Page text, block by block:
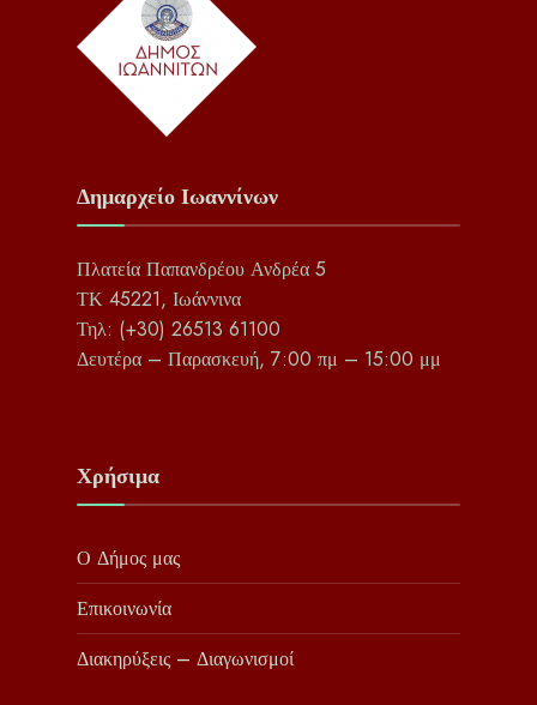
Δημαρχείο Ιωαννίνων
Πλατεία Παπανδρέου Ανδρέα 5
ΤΚ 45221, Ιωάννινα
Τηλ: (+30) 26513 61100
Δευτέρα – Παρασκευή, 7:00 πμ – 15:00 μμ
Χρήσιμα
Ο Δήμος μας
Επικοινωνία
Διακηρύξεις – Διαγωνισμοί